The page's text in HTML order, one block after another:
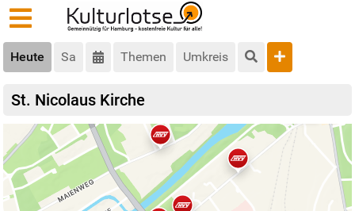
Heute Sa Themen Umkreis
St. Nicolaus Kirche